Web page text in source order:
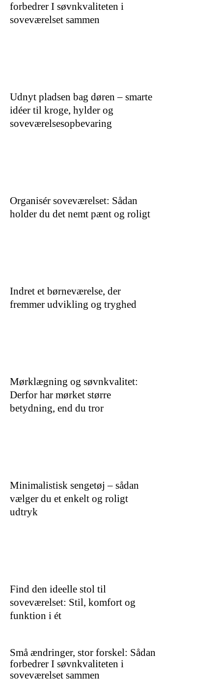
forbedrer I søvnkvaliteten i
soveværelset sammen
Udnyt pladsen bag døren – smarte
idéer til kroge, hylder og
soveværelsesopbevaring
Organisér soveværelset: Sådan
holder du det nemt pænt og roligt
Indret et børneværelse, der
fremmer udvikling og tryghed
Mørklægning og søvnkvalitet:
Derfor har mørket større
betydning, end du tror
Minimalistisk sengetøj – sådan
vælger du et enkelt og roligt
udtryk
Find den ideelle stol til
soveværelset: Stil, komfort og
funktion i ét
Små ændringer, stor forskel: Sådan
forbedrer I søvnkvaliteten i
soveværelset sammen